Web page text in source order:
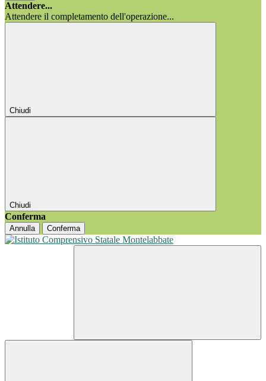
Attendere...
Attendere il completamento dell'operazione...
Chiudi
Chiudi
Conferma
Annulla Conferma